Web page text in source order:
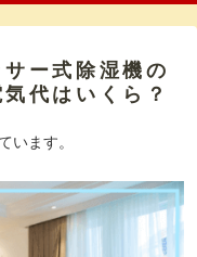
ー式除湿機の
代はいくら？
います。